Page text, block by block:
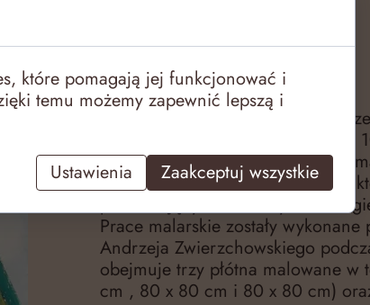
O samotności
Projekt malarsko fotograficzny
kobietę, Panią Anielę, która przez
wielkim domu. Poruszyłam taki
pokazać, że są wśród nas ludzie,
potrzebują tylko towarzystwa
Prace malarskie zostały
Andrzeja Zwierzchowskiego
obejmuje trzy płótna malowane
cm , 80 x 80 cm i 80 x 80 cm)
które pomagają jej funkcjonować i
temu możemy zapewnić lepszą i
Ustawienia
Zaakceptuj wszystkie